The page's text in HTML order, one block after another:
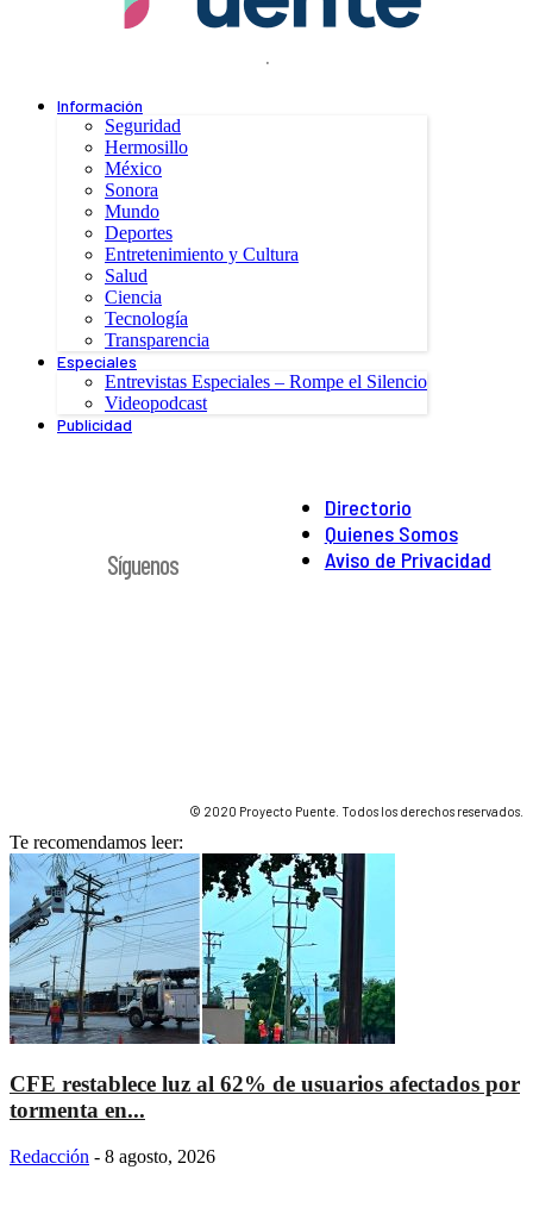
.
Información
Seguridad
Hermosillo
México
Sonora
Mundo
Deportes
Entretenimiento y Cultura
Salud
Ciencia
Tecnología
Transparencia
Especiales
Entrevistas Especiales – Rompe el Silencio
Videopodcast
Publicidad
Directorio
Quienes Somos
Aviso de Privacidad
Síguenos
© 2020 Proyecto Puente. Todos los derechos reservados.
Te recomendamos leer:
CFE restablece luz al 62% de usuarios afectados por
tormenta en...
Redacción - 8 agosto, 2026